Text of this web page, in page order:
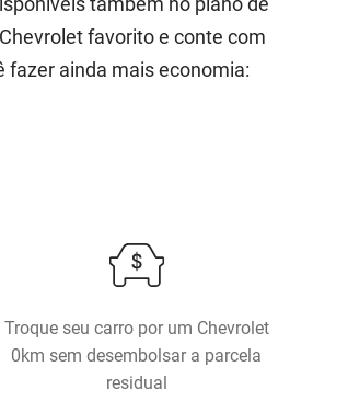
favorito e conte com
fazer ainda mais economia:
Troque seu carro por um Chevrolet
0km sem desembolsar a parcela
residual